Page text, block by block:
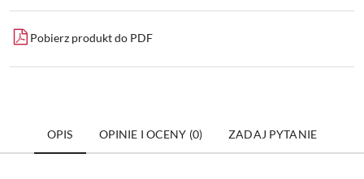
Pobierz produkt do PDF
OPIS OPINIE I OCENY (0) ZADAJ PYTANIE